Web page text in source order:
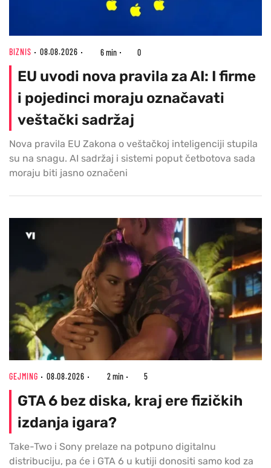
BIZNIS 08.08.2026 6 min 0
EU uvodi nova pravila za AI: I firme
i pojedinci moraju označavati
veštački sadržaj
Nova pravila EU Zakona o veštačkoj inteligenciji stupila
su na snagu. AI sadržaj i sistemi poput četbotova sada
moraju biti jasno označeni
GEJMING 08.08.2026 2 min 5
GTA 6 bez diska, kraj ere fizičkih
izdanja igara?
Take-Two i Sony prelaze na potpuno digitalnu
distribuciju, pa će i GTA 6 u kutiji donositi samo kod za